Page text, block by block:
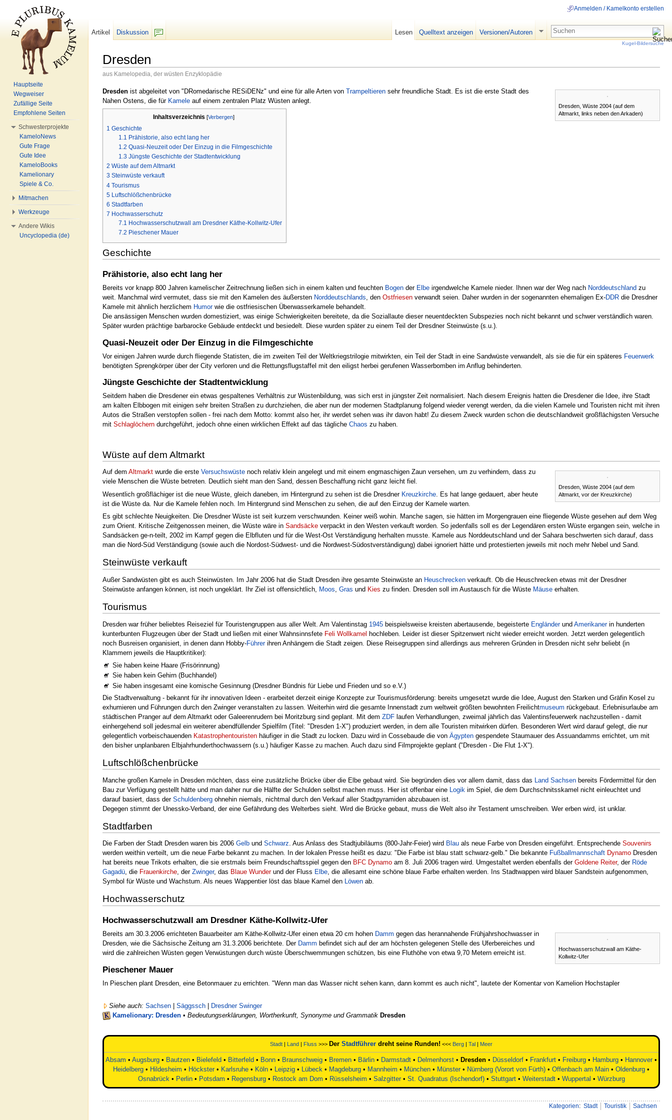
Dresden
aus Kamelopedia, der wüsten Enzyklopädie
Dresden, Wüste 2004 (auf dem
Altmarkt, links neben den Arkaden)
Dresden ist abgeleitet von "DRomedarische RESiDENz" und eine für alle Arten von Trampeltieren sehr freundliche Stadt. Es ist die erste Stadt des
Nahen Ostens, die für Kamele auf einem zentralen Platz Wüsten anlegt.
Inhaltsverzeichnis [Verbergen]
1 Geschichte
1.1 Prähistorie, also echt lang her
1.2 Quasi-Neuzeit oder Der Einzug in die Filmgeschichte
1.3 Jüngste Geschichte der Stadtentwicklung
2 Wüste auf dem Altmarkt
3 Steinwüste verkauft
4 Tourismus
5 Luftschlößchenbrücke
6 Stadtfarben
7 Hochwasserschutz
7.1 Hochwasserschutzwall am Dresdner Käthe-Kollwitz-Ufer
7.2 Pieschener Mauer
Geschichte
Prähistorie, also echt lang her
Bereits vor knapp 800 Jahren kamelischer Zeitrechnung ließen sich in einem kalten und feuchten Bogen der Elbe irgendwelche Kamele nieder. Ihnen war der Weg nach Norddeutschland zu
weit. Manchmal wird vermutet, dass sie mit den Kamelen des äußersten Norddeutschlands , den Ostfriesen verwandt seien. Daher wurden in der sogenannten ehemaligen Ex-DDR die Dresdner
Kamele mit ähnlich herzlichem Humorwie die ostfriesischen Überwasserkamele behandelt.
Die ansässigen Menschen wurden domestiziert, was einige Schwierigkeiten bereitete, da die Soziallaute dieser neuentdeckten Subspezies noch nicht bekannt und schwer verständlich waren.
Später wurden prächtige barbarocke Gebäude entdeckt und besiedelt. Diese wurden später zu einem Teil der Dresdner Steinwüste (s.u.).
Quasi-Neuzeit oder Der Einzug in die Filmgeschichte
Vor einigen Jahren wurde durch fliegende Statisten, die im zweiten Teil der Weltkriegstrilogie mitwirkten, ein Teil der Stadt in eine Sandwüste verwandelt, als sie die für ein späteres Feuerwerk
benötigten Sprengkörper über der City verloren und die Rettungsflugstaffel mit den eiligst herbei gerufenen Wasserbomben im Anflug behinderten.
Jüngste Geschichte der Stadtentwicklung
Seitdem haben die Dresdener ein etwas gespaltenes Verhältnis zur Wüstenbildung, was sich erst in jüngster Zeit normalisiert. Nach diesem Ereignis hatten die Dresdener die Idee, ihre Stadt
am kalten Elbbogen mit einigen sehr breiten Straßen zu durchziehen, die aber nun der modernen Stadtplanung folgend wieder verengt werden, da die vielen Kamele und Touristen nicht mit ihren
Autos die Straßen verstopfen sollen - frei nach dem Motto: kommt also her, ihr werdet sehen was ihr davon habt! Zu diesem Zweck wurden schon die deutschlandweit großflächigsten Versuche
mit Schlaglöchern durchgeführt, jedoch ohne einen wirklichen Effekt auf das tägliche Chaos zu haben.
Wüste auf dem Altmarkt
Dresden, Wüste 2004 (auf dem
Altmarkt, vor der Kreuzkirche)
Auf dem Altmarkt wurde die erste Versuchswüste noch relativ klein angelegt und mit einem engmaschigen Zaun versehen, um zu verhindern, dass zu
viele Menschen die Wüste betreten. Deutlich sieht man den Sand, dessen Beschaffung nicht ganz leicht fiel.
Wesentlich großflächiger ist die neue Wüste, gleich daneben, im Hintergrund zu sehen ist die Dresdner Kreuzkirche . Es hat lange gedauert, aber heute
ist die Wüste da. Nur die Kamele fehlen noch. Im Hintergrund sind Menschen zu sehen, die auf den Einzug der Kamele warten.
Es gibt schlechte Neuigkeiten. Die Dresdner Wüste ist seit kurzem verschwunden. Keiner weiß wohin. Manche sagen, sie hätten im Morgengrauen eine fliegende Wüste gesehen auf dem Weg
zum Orient. Kritische Zeitgenossen meinen, die Wüste wäre in Sandsäcke verpackt in den Westen verkauft worden. So jedenfalls soll es der Legendären ersten Wüste ergangen sein, welche in
Sandsäcken ge-n-teilt, 2002 im Kampf gegen die Elbfluten und für die West-Ost Verständigung herhalten musste. Kamele aus Norddeutschland und der Sahara beschwerten sich darauf, dass
man die Nord-Süd Verständigung (sowie auch die Nordost-Südwest- und die Nordwest-Südostverständigung) dabei ignoriert hätte und protestierten jeweils mit noch mehr Nebel und Sand.
Steinwüste verkauft
Außer Sandwüsten gibt es auch Steinwüsten. Im Jahr 2006 hat die Stadt Dresden ihre gesamte Steinwüste an Heuschrecken verkauft. Ob die Heuschrecken etwas mit der Dresdner
Steinwüste anfangen können, ist noch ungeklärt. Ihr Ziel ist offensichtlich, Moos, Gras und Kies zu finden. Dresden soll im Austausch für die Wüste Mäuse erhalten.
Tourismus
Dresden war früher beliebtes Reiseziel für Touristengruppen aus aller Welt. Am Valentinstag 1945 beispielsweise kreisten abertausende, begeisterte Engländerund Amerikanerin hunderten
kunterbunten Flugzeugen über der Stadt und ließen mit einer Wahnsinnsfete Feli Wollkamel hochleben. Leider ist dieser Spitzenwert nicht wieder erreicht worden. Jetzt werden gelegentlich
noch Busreisen organisiert, in denen dann Hobby-Führerihren Anhängern die Stadt zeigen. Diese Reisegruppen sind allerdings aus mehreren Gründen in Dresden nicht sehr beliebt (in
Klammern jeweils die Hauptkritiker):
Sie haben keine Haare (Frisörinnung)
Sie haben kein Gehirn (Buchhandel)
Sie haben insgesamt eine komische Gesinnung (Dresdner Bündnis für Liebe und Frieden und so e.V.)
Die Stadtverwaltung - bekannt für ihr innovativen Ideen - erarbeitet derzeit einige Konzepte zur Tourismusförderung: bereits umgesetzt wurde die Idee, August den Starken und Gräfin Kosel zu
exhumieren und Führungen durch den Zwinger veranstalten zu lassen. Weiterhin wird die gesamte Innenstadt zum weltweit größten bewohnten Freilichtmuseum rückgebaut. Erlebnisurlaube am
städtischen Pranger auf dem Altmarkt oder Galeerenrudern bei Moritzburg sind geplant. Mit dem ZDF laufen Verhandlungen, zweimal jährlich das Valentinsfeuerwerk nachzustellen - damit
einhergehend soll jedesmal ein weiterer abendfüllender Spielfilm (Titel: "Dresden 1-X") produziert werden, in dem alle Touristen mitwirken dürfen. Besonderen Wert wird darauf gelegt, die nur
gelegentlich vorbeischauenden Katastrophentouristen häufiger in die Stadt zu locken. Dazu wird in Cossebaude die von Ägypten gespendete Staumauer des Assuandamms errichtet, um mit
den bisher unplanbaren Elbjahrhunderthochwassern (s.u.) häufiger Kasse zu machen. Auch dazu sind Filmprojekte geplant ("Dresden - Die Flut 1-X").
Luftschlößchenbrücke
Manche großen Kamele in Dresden möchten, dass eine zusätzliche Brücke über die Elbe gebaut wird. Sie begründen dies vor allem damit, dass das Land Sachsen bereits Fördermittel für den
Bau zur Verfügung gestellt hätte und man daher nur die Hälfte der Schulden selbst machen muss. Hier ist offenbar eine Logik im Spiel, die dem Durchschnitsskamel nicht einleuchtet und
darauf basiert, dass der Schuldenberg ohnehin niemals, nichtmal durch den Verkauf aller Stadtpyramiden abzubauen ist.
Degegen stimmt der Unessko-Verband, der eine Gefährdung des Welterbes sieht. Wird die Brücke gebaut, muss die Welt also ihr Testament umschreiben. Wer erben wird, ist unklar.
Stadtfarben
Die Farben der Stadt Dresden waren bis 2006 Gelb und Schwarz. Aus Anlass des Stadtjubiläums (800-Jahr-Feier) wird Blau als neue Farbe von Dresden eingeführt. Entsprechende Souvenirs
werden weithin verteilt, um die neue Farbe bekannt zu machen. In der lokalen Presse heißt es dazu: "Die Farbe ist blau statt schwarz-gelb." Die bekannte Fußballmannschaft Dynamo Dresden
hat bereits neue Trikots erhalten, die sie erstmals beim Freundschaftsspiel gegen den BFC Dynamo am 8. Juli 2006 tragen wird. Umgestaltet werden ebenfalls der Goldene Reiter, der Röde
Gagadü, die Frauenkirche, der Zwinger, das Blaue Wunderund der Fluss Elbe, die allesamt eine schöne blaue Farbe erhalten werden. Ins Stadtwappen wird blauer Sandstein aufgenommen,
Symbol für Wüste und Wachstum. Als neues Wappentier löst das blaue Kamel den Löwen ab.
Hochwasserschutz
Hochwasserschutzwall am Dresdner Käthe-Kollwitz-Ufer
Hochwasserschutzwall am Käthe-
Kollwitz-Ufer
Bereits am 30.3.2006 errichteten Bauarbeiter am Käthe-Kollwitz-Ufer einen etwa 20 cm hohen Damm gegen das herannahende Frühjahrshochwasser in
Dresden, wie die Sächsische Zeitung am 31.3.2006 berichtete. Der Damm befindet sich auf der am höchsten gelegenen Stelle des Uferbereiches und
wird die zahlreichen Wüsten gegen Verwüstungen durch wüste Überschwemmungen schützen, bis eine Fluthöhe von etwa 9,70 Metern erreicht ist.
Pieschener Mauer
In Pieschen plant Dresden, eine Betonmauer zu errichten. "Wenn man das Wasser nicht sehen kann, dann kommt es auch nicht", lautete der Komentar von Kamelion Hochstapler
Siehe auch: Sachsen | Säggssch | Dresdner Swinger
Kamelionary: Dresden • Bedeutungserklärungen, Wortherkunft, Synonyme und Grammatik Dresden
Stadt | Land | Fluss >>> Der Stadtführer dreht seine Runden! <<< Berg | Tal | Meer
Absam • Augsburg • Bautzen • Bielefeld • Bitterfeld • Bonn • Braunschweig • Bremen • Bärlin • Darmstadt • Delmenhorst • Dresden • Düsseldorf • Frankfurt • Freiburg • Hamburg • Hannover•
Heidelberg • Hildesheim • Höckster• Karlsruhe • Köln • Leipzig • Lübeck • Magdeburg • Mannheim • München • Münster• Nürnberg (Vorort von Fürth) • Offenbach am Main • Oldenburg •
Osnabrück• Perlin• Potsdam • Regensburg• Rostock am Dom • Rüsselsheim • Salzgitter• St. Quadratus (Ischendorf)• Stuttgart• Weiterstadt• Wuppertal • Würzburg
Kategorien: Stadt Touristik Sachsen
Anmelden / Kamelkonto erstellen
Artikel
Diskussion
Lesen Quelltext anzeigen Versionen/Autoren
Kugel-Bildersuche
Hauptseite
Wegweiser
Zufällige Seite
Empfohlene Seiten
Schwesterprojekte
KameloNews
Gute Frage
Gute Idee
KameloBooks
Kamelionary
Spiele & Co.
Mitmachen
Werkzeuge
Andere Wikis
Uncyclopedia (de)